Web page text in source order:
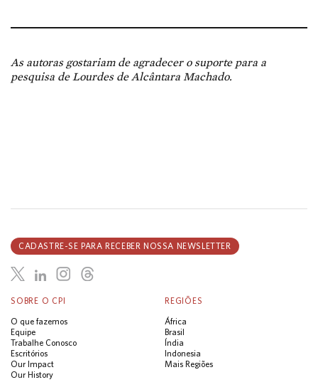
As autoras gostariam de agradecer o suporte para a
pesquisa de Lourdes de Alcântara Machado.
SOBRE O CPI
O que fazemos
Equipe
Trabalhe Conosco
Escritórios
Our Impact
Our History
REGIÕES
África
Brasil
Índia
Indonesia
Mais Regiões
CADASTRE-SE PARA RECEBER NOSSA NEWSLETTER